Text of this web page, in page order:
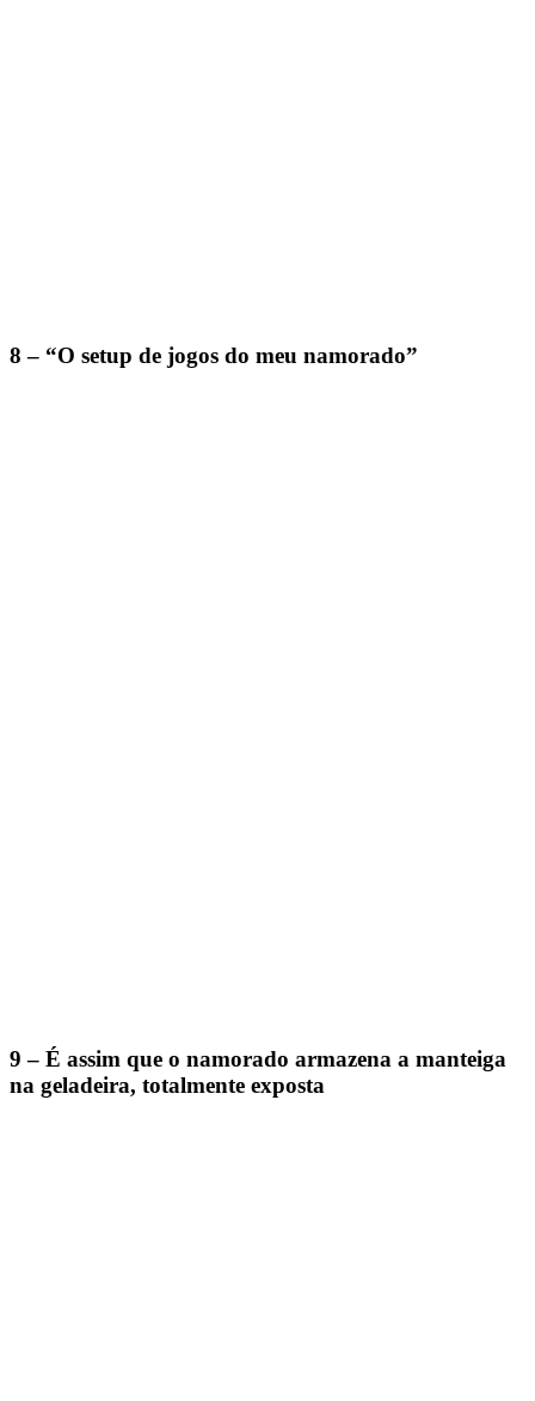
8 – “O setup de jogos do meu namorado”
9 – É assim que o namorado armazena a manteiga
na geladeira, totalmente exposta